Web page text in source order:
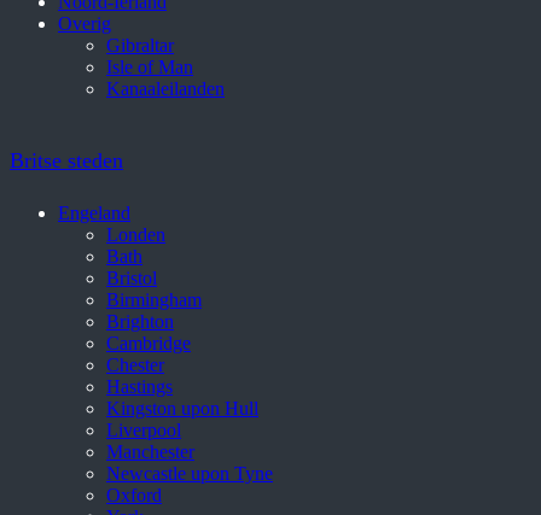
Overig
Gibraltar
Isle of Man
Kanaaleilanden
Britse steden
Engeland
Londen
Bath
Bristol
Birmingham
Brighton
Cambridge
Chester
Hastings
Kingston upon Hull
Liverpool
Manchester
Newcastle upon Tyne
Oxford